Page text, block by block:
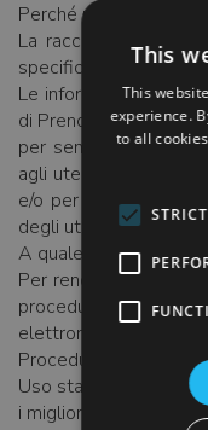
Perché raccogliamo le
La raccolta delle
specifici ai visitatori
Le informazioni
di Prenotazione tra
per semplificare
agli utenti servizi
e/o per aiutarci a
degli utenti stessi
A quale scopo
Per rendere più
procedura di
elettronici
Procedura di
Uso statistico da
i miglioramenti
This
This
experience.
to all